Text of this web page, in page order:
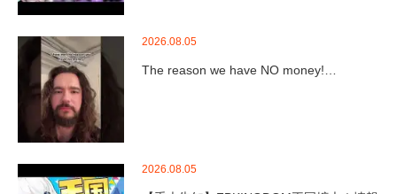
2026.08.05
The reason we have NO money!…
2026.08.05